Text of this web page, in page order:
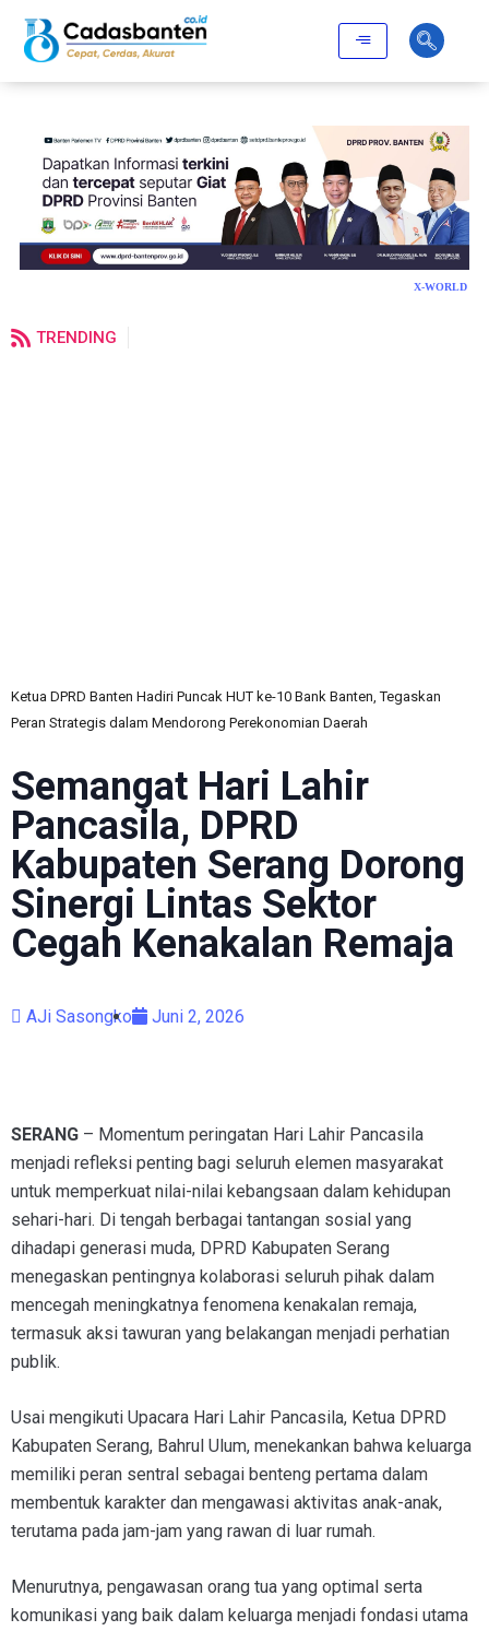
X-WORLD
TRENDING
Ketua DPRD Banten Hadiri Puncak HUT ke-10 Bank Banten, Tegaskan
Peran Strategis dalam Mendorong Perekonomian Daerah
Semangat Hari Lahir
Pancasila, DPRD
Kabupaten Serang Dorong
Sinergi Lintas Sektor
Cegah Kenakalan Remaja
AJi Sasongko Juni 2, 2026
SERANG – Momentum peringatan Hari Lahir Pancasila
menjadi refleksi penting bagi seluruh elemen masyarakat
untuk memperkuat nilai-nilai kebangsaan dalam kehidupan
sehari-hari. Di tengah berbagai tantangan sosial yang
dihadapi generasi muda, DPRD Kabupaten Serang
menegaskan pentingnya kolaborasi seluruh pihak dalam
mencegah meningkatnya fenomena kenakalan remaja,
termasuk aksi tawuran yang belakangan menjadi perhatian
publik.
Usai mengikuti Upacara Hari Lahir Pancasila, Ketua DPRD
Kabupaten Serang, Bahrul Ulum, menekankan bahwa keluarga
memiliki peran sentral sebagai benteng pertama dalam
membentuk karakter dan mengawasi aktivitas anak-anak,
terutama pada jam-jam yang rawan di luar rumah.
Menurutnya, pengawasan orang tua yang optimal serta
komunikasi yang baik dalam keluarga menjadi fondasi utama